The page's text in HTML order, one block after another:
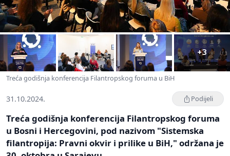
+3
Treća godišnja konferencija Filantropskog foruma u BiH
31.10.2024. Podijeli
Treća godišnja konferencija Filantropskog foruma
u Bosni i Hercegovini, pod nazivom "Sistemska
filantropija: Pravni okvir i prilike u BiH," održana je